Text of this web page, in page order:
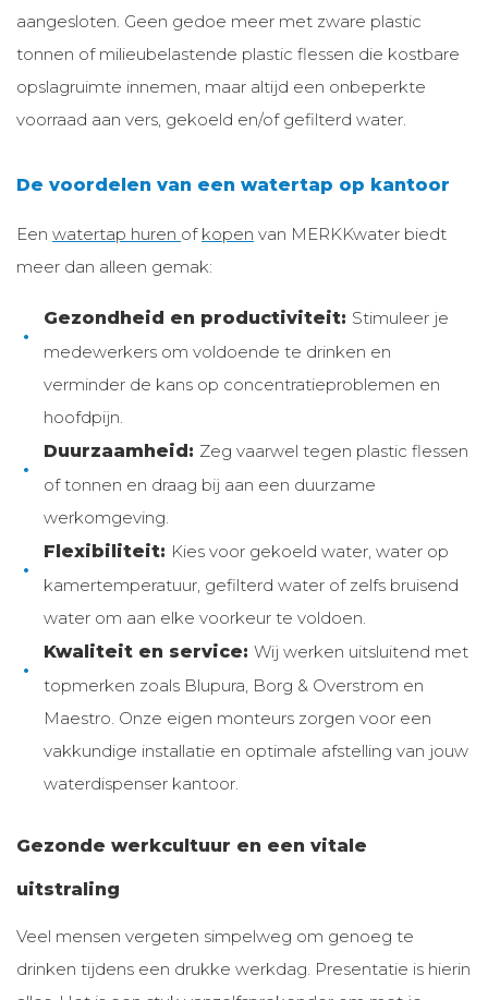
aangesloten. Geen gedoe meer met zware plastic
tonnen of milieubelastende plastic flessen die kostbare
opslagruimte innemen, maar altijd een onbeperkte
voorraad aan vers, gekoeld en/of gefilterd water.
De voordelen van een watertap op kantoor
Een watertap huren of kopen van MERKKwater biedt
meer dan alleen gemak:
Gezondheid en productiviteit: Stimuleer je
medewerkers om voldoende te drinken en
verminder de kans op concentratieproblemen en
hoofdpijn.
Duurzaamheid: Zeg vaarwel tegen plastic flessen
of tonnen en draag bij aan een duurzame
werkomgeving.
Flexibiliteit: Kies voor gekoeld water, water op
kamertemperatuur, gefilterd water of zelfs bruisend
water om aan elke voorkeur te voldoen.
Kwaliteit en service: Wij werken uitsluitend met
topmerken zoals Blupura, Borg & Overstrom en
Maestro. Onze eigen monteurs zorgen voor een
vakkundige installatie en optimale afstelling van jouw
waterdispenser kantoor.
Gezonde werkcultuur en een vitale
uitstraling
Veel mensen vergeten simpelweg om genoeg te
drinken tijdens een drukke werkdag. Presentatie is hierin